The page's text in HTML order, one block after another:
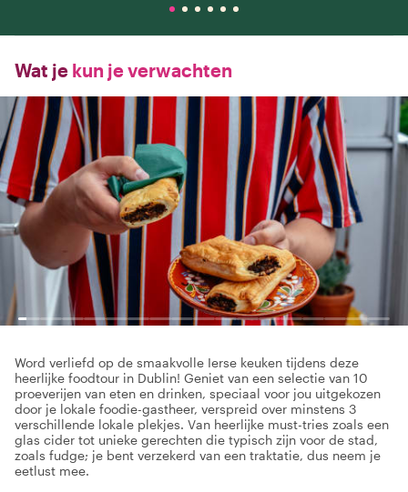
Wat je kun je verwachten
Word verliefd op de smaakvolle Ierse keuken tijdens deze
heerlijke foodtour in Dublin! Geniet van een selectie van 10
proeverijen van eten en drinken, speciaal voor jou uitgekozen
door je lokale foodie-gastheer, verspreid over minstens 3
verschillende lokale plekjes. Van heerlijke must-tries zoals een
glas cider tot unieke gerechten die typisch zijn voor de stad,
zoals fudge; je bent verzekerd van een traktatie, dus neem je
eetlust mee.